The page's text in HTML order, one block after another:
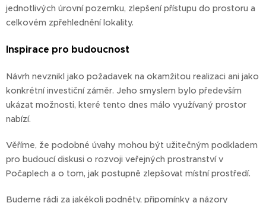
jednotlivých úrovní pozemku, zlepšení přístupu do prostoru a
celkovém zpřehlednění lokality.
Inspirace pro budoucnost
Návrh nevznikl jako požadavek na okamžitou realizaci ani jako
konkrétní investiční záměr. Jeho smyslem bylo především
ukázat možnosti, které tento dnes málo využívaný prostor
nabízí.
Věříme, že podobné úvahy mohou být užitečným podkladem
pro budoucí diskusi o rozvoji veřejných prostranství v
Počaplech a o tom, jak postupně zlepšovat místní prostředí.
Budeme rádi za jakékoli podněty, připomínky a názory